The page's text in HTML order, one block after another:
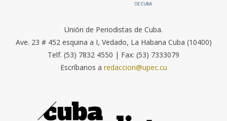
Unión de Periodistas de Cuba.
Ave. 23 # 452 esquina a I, Vedado, La Habana Cuba (10400)
Telf. (53) 7832 4550 | Fax: (53) 7333079
Escríbanos a redaccion@upec.cu